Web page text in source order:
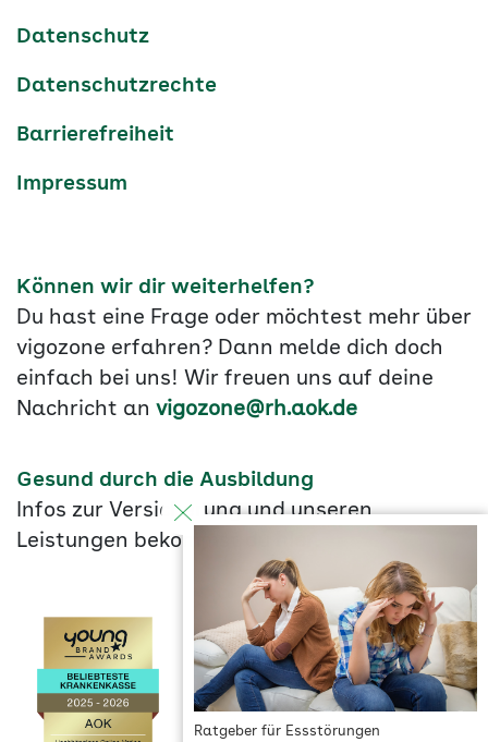
Ratgeber für Essstörungen
Datenschutz
Datenschutzrechte
Barrierefreiheit
Impressum
Können wir dir weiterhelfen?
Du hast eine Frage oder möchtest mehr über
vigozone erfahren? Dann melde dich doch
einfach bei uns! Wir freuen uns auf deine
Nachricht an vigozone@rh.aok.de
Gesund durch die Ausbildung
Infos zur Versicherung und unseren
Leistungen bekommst du